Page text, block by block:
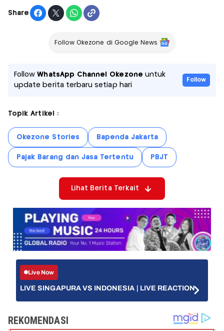
Share
Follow Okezone di Google News
FollowWhatsApp Channel Okezone untuk
update berita terbaru setiap hari
Follow
Topik Artikel :
Okezone Stories Bapenda Jakarta
Pajak Barang dan Jasa Tertentu PBJT
Lihat Berita Terkait
Live Now
LIVE SINGAPURA VS INDONESIA | LIVE REACTION